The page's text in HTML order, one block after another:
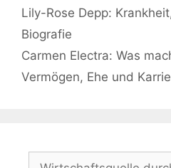
Lily-Rose Depp:
Biografie
Carmen Electra: Was
Vermögen, Ehe und
Suchen